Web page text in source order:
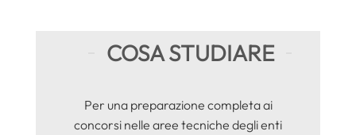
COSA STUDIARE
Per una preparazione completa ai
concorsi nelle aree tecniche degli enti